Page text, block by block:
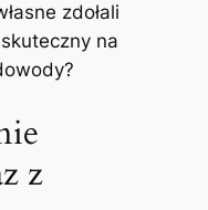
zdołali
na
z